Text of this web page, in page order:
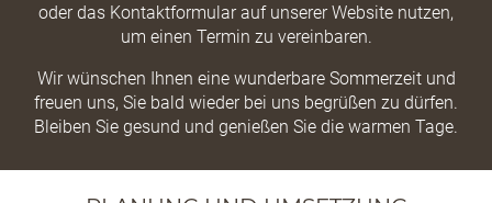
oder das Kontaktformular auf unserer Website nutzen,
um einen Termin zu vereinbaren.
Wir wünschen Ihnen eine wunderbare Sommerzeit und
freuen uns, Sie bald wieder bei uns begrüßen zu dürfen.
Bleiben Sie gesund und genießen Sie die warmen Tage.